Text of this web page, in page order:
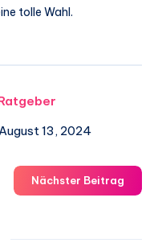
tolle Wahl.
13, 2024
Nächster Beitrag